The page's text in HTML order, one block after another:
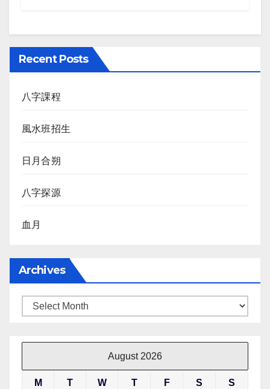
Recent Posts
八字課程
風水班招生
日月合朔
八字探源
血月
Archives
Archives
August 2026
M T W T F S S